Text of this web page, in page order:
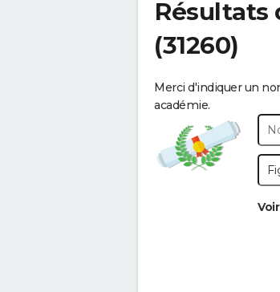
Résultats
(31260)
Merci d'indiquer un
académie.